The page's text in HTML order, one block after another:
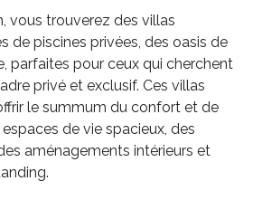
vous trouverez des villas
de piscines privées, des oasis de
parfaites pour ceux qui cherchent
privé et exclusif. Ces villas
le summum du confort et de
de vie spacieux, des
aménagements intérieurs et